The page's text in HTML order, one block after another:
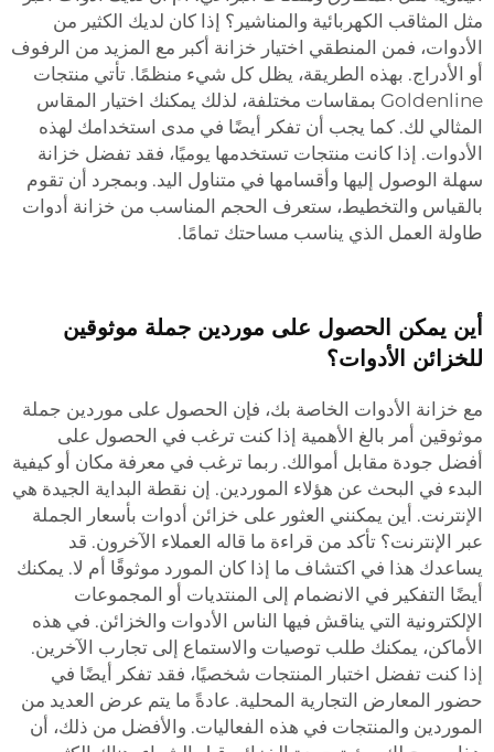
مثل المثاقب الكهربائية والمناشير؟ إذا كان لديك الكثير من
الأدوات، فمن المنطقي اختيار خزانة أكبر مع المزيد من الرفوف
أو الأدراج. بهذه الطريقة، يظل كل شيء منظمًا. تأتي منتجات
Goldenline بمقاسات مختلفة، لذلك يمكنك اختيار المقاس
المثالي لك. كما يجب أن تفكر أيضًا في مدى استخدامك لهذه
الأدوات. إذا كانت منتجات تستخدمها يوميًا، فقد تفضل خزانة
سهلة الوصول إليها وأقسامها في متناول اليد. وبمجرد أن تقوم
بالقياس والتخطيط، ستعرف الحجم المناسب من خزانة أدوات
طاولة العمل الذي يناسب مساحتك تمامًا.
أين يمكن الحصول على موردين جملة موثوقين
للخزائن الأدوات؟
مع خزانة الأدوات الخاصة بك، فإن الحصول على موردين جملة
موثوقين أمر بالغ الأهمية إذا كنت ترغب في الحصول على
أفضل جودة مقابل أموالك. ربما ترغب في معرفة مكان أو كيفية
البدء في البحث عن هؤلاء الموردين. إن نقطة البداية الجيدة هي
الإنترنت. أين يمكنني العثور على خزائن أدوات بأسعار الجملة
عبر الإنترنت؟ تأكد من قراءة ما قاله العملاء الآخرون. قد
يساعدك هذا في اكتشاف ما إذا كان المورد موثوقًا أم لا. يمكنك
أيضًا التفكير في الانضمام إلى المنتديات أو المجموعات
الإلكترونية التي يناقش فيها الناس الأدوات والخزائن. في هذه
الأماكن، يمكنك طلب توصيات والاستماع إلى تجارب الآخرين.
إذا كنت تفضل اختبار المنتجات شخصيًا، فقد تفكر أيضًا في
حضور المعارض التجارية المحلية. عادةً ما يتم عرض العديد من
الموردين والمنتجات في هذه الفعاليات. والأفضل من ذلك، أن